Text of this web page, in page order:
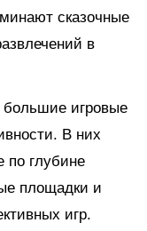
сказочные
в
большие игровые
В них
по глубине
площадки и
игр.